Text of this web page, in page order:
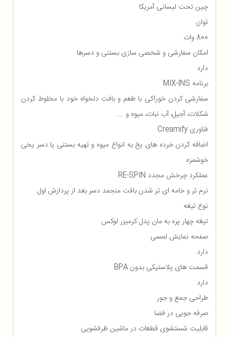
چین تحت لیسانی آمریکا
توان
800 وات
امکان سفارشی و شخصی سازی بستنی و دسرها
دارد
برنامه MIX-INS
سفارشی کردن خوراکی با طعم و بافت دلخواه خود با مخلوط کردن
شکلات، آجیل، آب نبات، میوه و ....
فناوری Creamify
اضافه کردن خرده های یخ به انواع میوه و تهیه بستنی یا دسر یخی
خوشمزه
عملکرد چرخش مجدد RE-SPIN
نرم تر و خامه ای تر شدن بافت منجمد دسر بعد از پردازش اول
نوع تیغه
تیغه چهار پره به مان پدل کرمیزر لوکس
صفحه نمایش لمسی
دارد
قسمت های پلاستیکی بدون BPA
دارد
طراحی جمع و جور
صرفه جویی در فضا
قابلیت شستشوی قطعات در ماشین ظرفشویی